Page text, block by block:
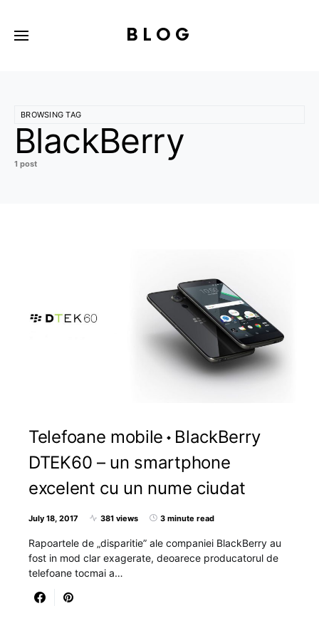
BLOG
BROWSING TAG
BlackBerry
1 post
Telefoane mobile
BlackBerry
DTEK60 – un smartphone
excelent cu un nume ciudat
July 18, 2017 381 views 3 minute read
Rapoartele de „disparitie” ale companiei BlackBerry au
fost in mod clar exagerate, deoarece producatorul de
telefoane tocmai a…